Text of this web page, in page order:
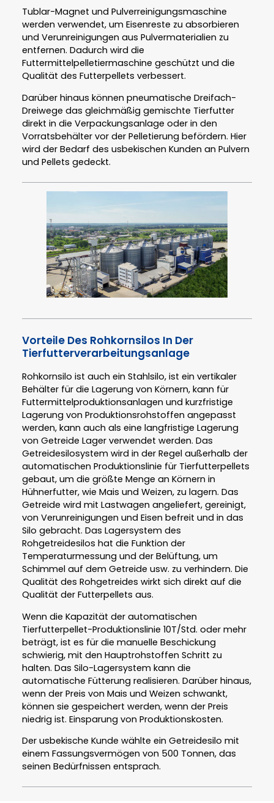
Tublar-Magnet und Pulverreinigungsmaschine
werden verwendet, um Eisenreste zu absorbieren
und Verunreinigungen aus Pulvermaterialien zu
entfernen. Dadurch wird die
Futtermittelpelletiermaschine geschützt und die
Qualität des Futterpellets verbessert.
Darüber hinaus können pneumatische Dreifach-
Dreiwege das gleichmäßig gemischte Tierfutter
direkt in die Verpackungsanlage oder in den
Vorratsbehälter vor der Pelletierung befördern. Hier
wird der Bedarf des usbekischen Kunden an Pulvern
und Pellets gedeckt.
Vorteile Des Rohkornsilos In Der
Tierfutterverarbeitungsanlage
Rohkornsilo ist auch ein Stahlsilo, ist ein vertikaler
Behälter für die Lagerung von Körnern, kann für
Futtermittelproduktionsanlagen und kurzfristige
Lagerung von Produktionsrohstoffen angepasst
werden, kann auch als eine langfristige Lagerung
von Getreide Lager verwendet werden. Das
Getreidesilosystem wird in der Regel außerhalb der
automatischen Produktionslinie für Tierfutterpellets
gebaut, um die größte Menge an Körnern in
Hühnerfutter, wie Mais und Weizen, zu lagern. Das
Getreide wird mit Lastwagen angeliefert, gereinigt,
von Verunreinigungen und Eisen befreit und in das
Silo gebracht. Das Lagersystem des
Rohgetreidesilos hat die Funktion der
Temperaturmessung und der Belüftung, um
Schimmel auf dem Getreide usw. zu verhindern. Die
Qualität des Rohgetreides wirkt sich direkt auf die
Qualität der Futterpellets aus.
Wenn die Kapazität der automatischen
Tierfutterpellet-Produktionslinie 10T/Std. oder mehr
beträgt, ist es für die manuelle Beschickung
schwierig, mit den Hauptrohstoffen Schritt zu
halten. Das Silo-Lagersystem kann die
automatische Fütterung realisieren. Darüber hinaus,
wenn der Preis von Mais und Weizen schwankt,
können sie gespeichert werden, wenn der Preis
niedrig ist. Einsparung von Produktionskosten.
Der usbekische Kunde wählte ein Getreidesilo mit
einem Fassungsvermögen von 500 Tonnen, das
seinen Bedürfnissen entsprach.